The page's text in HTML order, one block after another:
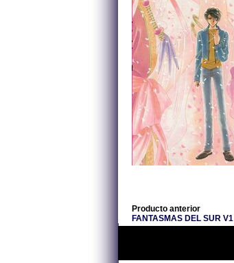
Producto anterior
FANTASMAS DEL SUR V1